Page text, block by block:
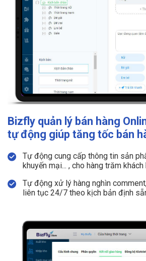
Bizfly quản lý bán hàng
tự động giúp tăng tốc bán
Tự động cung cấp thông tin sản
khuyến mại... , cho hàng trăm khách
Tự động xử lý hàng nghìn
liên tục 24/7 theo kịch bản định